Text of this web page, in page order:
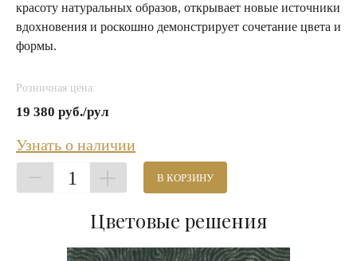
красоту натуральных образов, открывает новые источники
вдохновения и роскошно демонстрирует сочетание цвета и
формы.
Розничная цена:
19 380 руб./рул
Узнать о наличии
1 В КОРЗИНУ
Цветовые решения